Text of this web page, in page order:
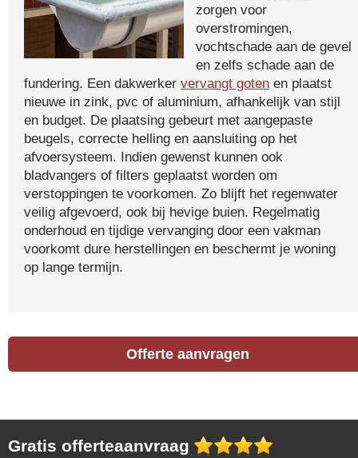
zorgen voor
overstromingen,
vochtschade aan de gevel
en zelfs schade aan de
fundering. Een dakwerker vervangt goten en plaatst
nieuwe in zink, pvc of aluminium, afhankelijk van stijl
en budget. De plaatsing gebeurt met aangepaste
beugels, correcte helling en aansluiting op het
afvoersysteem. Indien gewenst kunnen ook
bladvangers of filters geplaatst worden om
verstoppingen te voorkomen. Zo blijft het regenwater
veilig afgevoerd, ook bij hevige buien. Regelmatig
onderhoud en tijdige vervanging door een vakman
voorkomt dure herstellingen en beschermt je woning
op lange termijn.
Offerte aanvragen
Gratis offerteaanvraag